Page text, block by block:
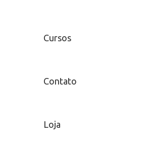
Cursos
Contato
Loja